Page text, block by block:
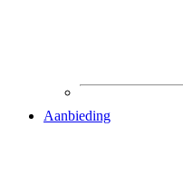
Aanbieding